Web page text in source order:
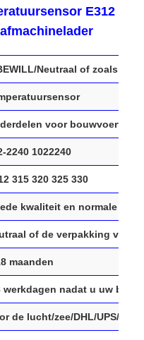
E312
Neutraal of zoals
voor
2240 1022240
315 320 325 330
kwaliteit en normale
of de verpakking van
maanden
werkdagen nadat u uw
de lucht/zee/DHL/UPS/